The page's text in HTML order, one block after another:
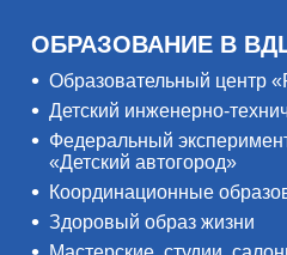
ОБРАЗОВАНИЕ В
Образовательный центр
Детский инженерно-
Федеральный
«Детский автогород»
Координационные
Здоровый образ жизни